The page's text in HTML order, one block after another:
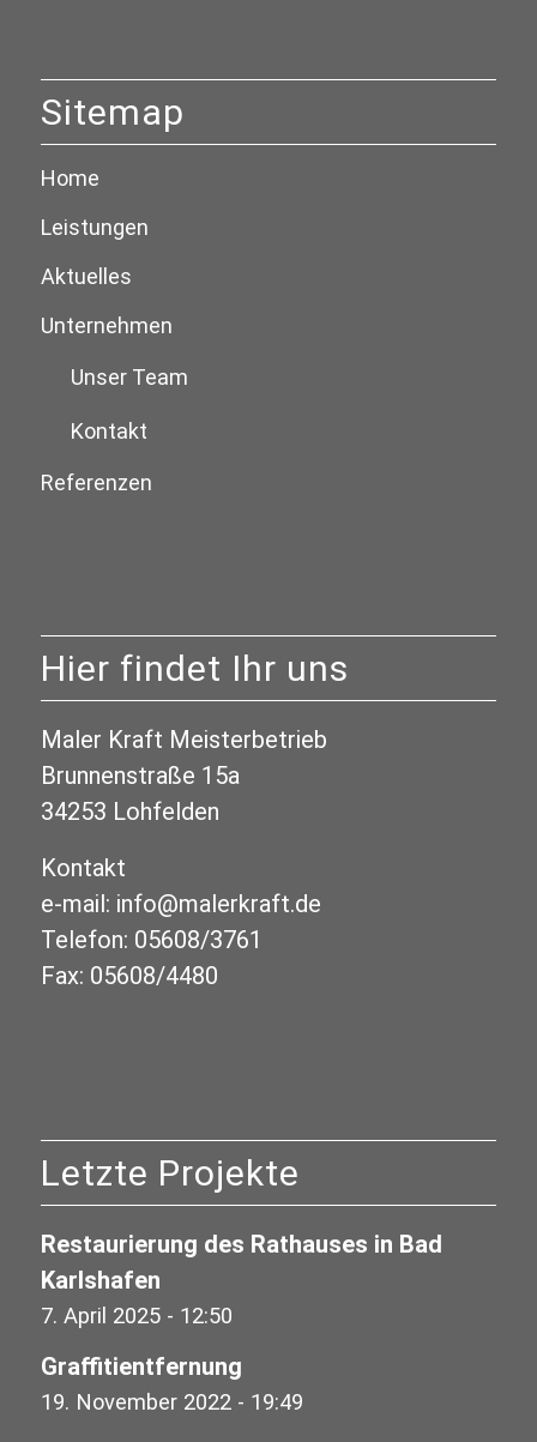
Sitemap
Home
Leistungen
Aktuelles
Unternehmen
Unser Team
Kontakt
Referenzen
Hier findet Ihr uns
Maler Kraft Meisterbetrieb
Brunnenstraße 15a
34253 Lohfelden
Kontakt
e-mail: info@malerkraft.de
Telefon: 05608/3761
Fax: 05608/4480
Letzte Projekte
Restaurierung des Rathauses in Bad
Karlshafen
7. April 2025 - 12:50
Graffitientfernung
19. November 2022 - 19:49